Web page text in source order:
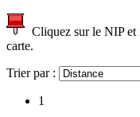
Cliquez sur le NIP et
carte.
Trier par :
1